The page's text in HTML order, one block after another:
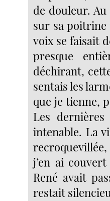
de douleur.
sur sa poitrine
voix se faisait
presque
déchirant,
sentais les
que je tienne,
Les
intenable. La
j’en ai
René avait
restait